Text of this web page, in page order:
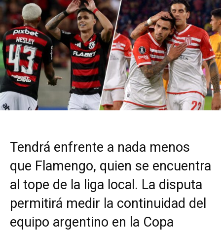
Tendrá enfrente a nada menos
que Flamengo, quien se encuentra
al tope de la liga local. La disputa
permitirá medir la continuidad del
equipo argentino en la Copa